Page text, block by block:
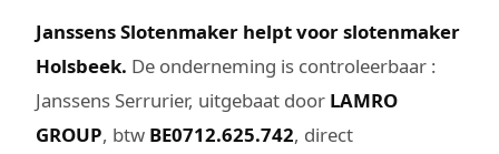
Janssens Slotenmaker helpt voor slotenmaker
Holsbeek. De onderneming is controleerbaar :
Janssens Serrurier, uitgebaat door LAMRO
GROUP, btw BE0712.625.742, direct